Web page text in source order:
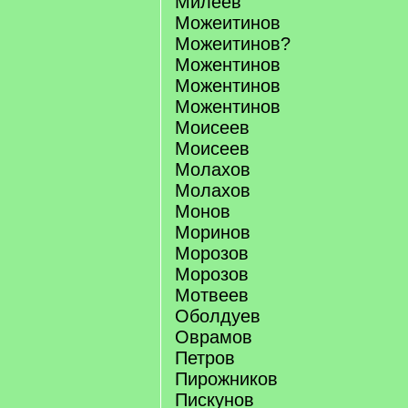
Можеитинов
Можеитинов?
Можентинов
Можентинов
Можентинов
Моисеев
Моисеев
Молахов
Молахов
Монов
Моринов
Морозов
Морозов
Мотвеев
Оболдуев
Оврамов
Петров
Пирожников
Пискунов